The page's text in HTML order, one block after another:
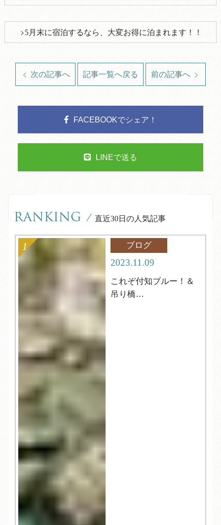
5月末に宿泊するなら、大変お得に泊まれます！！
次の記事へ 記事一覧へ戻る 前の記事へ
FACEBOOKでシェア！
LINEで送る
RANKING / 直近30日の人気記事
ブログ
2023.11.09
これぞ付知ブルー！＆
吊り橋